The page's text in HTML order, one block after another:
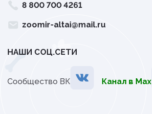
8 800 700 4261
zoomir-altai@mail.ru
НАШИ СОЦ.СЕТИ
Сообщество ВК Канал в Мах